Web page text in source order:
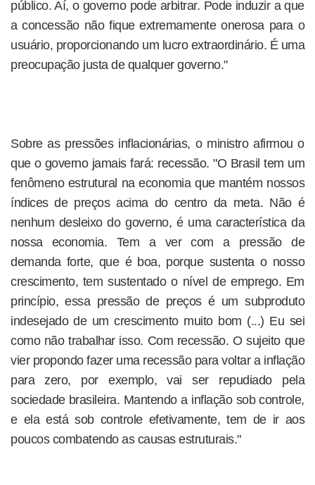
público. Aí, o governo pode arbitrar. Pode induzir a que
a concessão não fique extremamente onerosa para o
usuário, proporcionando um lucro extraordinário. É uma
preocupação justa de qualquer governo."
Sobre as pressões inflacionárias, o ministro afirmou o
que o governo jamais fará: recessão. "O Brasil tem um
fenômeno estrutural na economia que mantém nossos
índices de preços acima do centro da meta. Não é
nenhum desleixo do governo, é uma característica da
nossa economia. Tem a ver com a pressão de
demanda forte, que é boa, porque sustenta o nosso
crescimento, tem sustentado o nível de emprego. Em
princípio, essa pressão de preços é um subproduto
indesejado de um crescimento muito bom (...) Eu sei
como não trabalhar isso. Com recessão. O sujeito que
vier propondo fazer uma recessão para voltar a inflação
para zero, por exemplo, vai ser repudiado pela
sociedade brasileira. Mantendo a inflação sob controle,
e ela está sob controle efetivamente, tem de ir aos
poucos combatendo as causas estruturais."